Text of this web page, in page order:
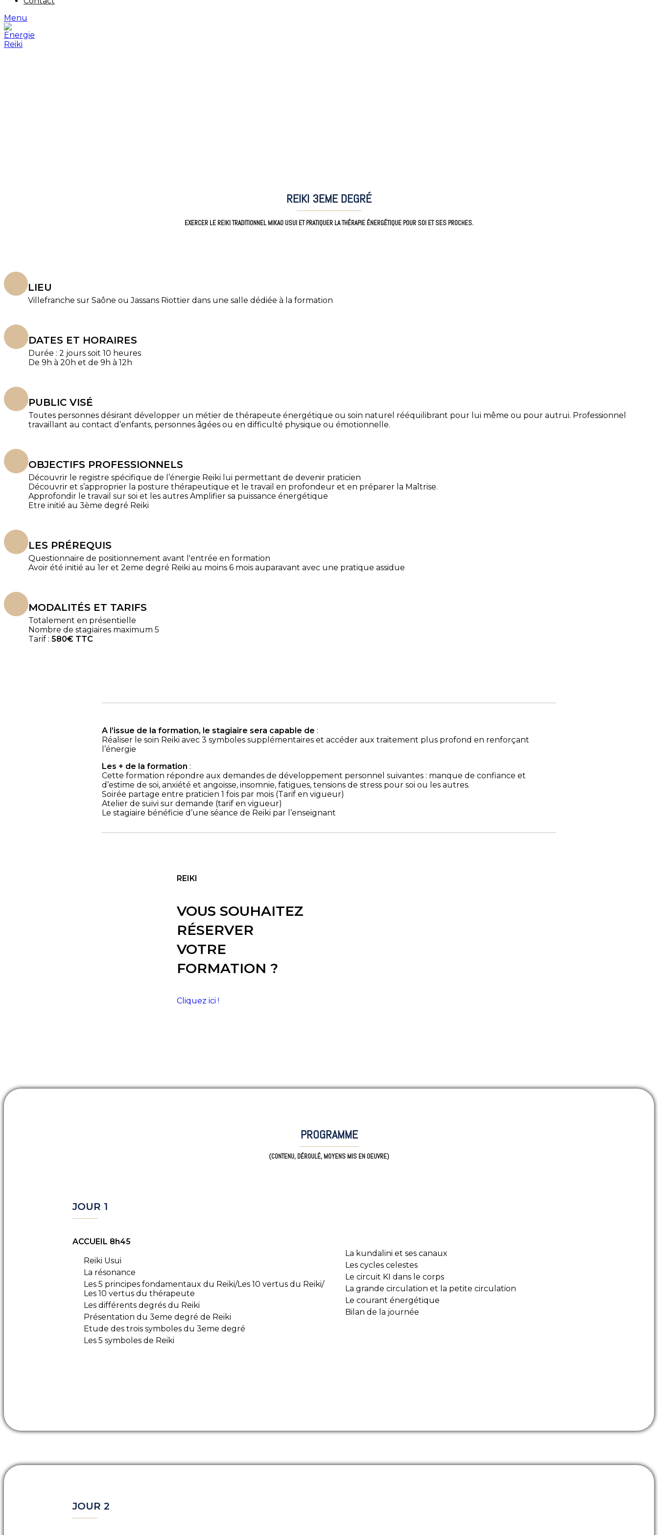
Menu
REIKI 3EME DEGRÉ
EXERCER LE REIKI TRADITIONNEL MIKAO USUI ET PRATIQUER LA THÉRAPIE ÉNERGÉTIQUE POUR SOI ET SES PROCHES.
LIEU
Villefranche sur Saône ou Jassans Riottier dans une salle dédiée à la formation
DATES ET HORAIRES
Durée : 2 jours soit 10 heures
De 9h à 20h et de 9h à 12h
PUBLIC VISÉ
Toutes personnes désirant développer un métier de thérapeute énergétique ou soin naturel rééquilibrant pour lui même ou pour autrui. Professionnel
travaillant au contact d’enfants, personnes âgées ou en difficulté physique ou émotionnelle.
OBJECTIFS PROFESSIONNELS
Découvrir le registre spécifique de l’énergie Reiki lui permettant de devenir praticien
Découvrir et s’approprier la posture thérapeutique et le travail en profondeur et en préparer la Maîtrise.
Approfondir le travail sur soi et les autres Amplifier sa puissance énergétique
Etre initié au 3ème degré Reiki
LES PRÉREQUIS
Questionnaire de positionnement avant l'entrée en formation
Avoir été initié au 1er et 2eme degré Reiki au moins 6 mois auparavant avec une pratique assidue
MODALITÉS ET TARIFS
Totalement en présentielle
Nombre de stagiaires maximum 5
Tarif : 580€ TTC
A l’issue de la formation, le stagiaire sera capable de :
Réaliser le soin Reiki avec 3 symboles supplémentaires et accéder aux traitement plus profond en renforçant
l’énergie
Les + de la formation :
Cette formation répondre aux demandes de développement personnel suivantes : manque de confiance et
d’estime de soi, anxiété et angoisse, insomnie, fatigues, tensions de stress pour soi ou les autres.
Soirée partage entre praticien 1 fois par mois (Tarif en vigueur)
Atelier de suivi sur demande (tarif en vigueur)
Le stagiaire bénéficie d’une séance de Reiki par l’enseignant
REIKI
VOUS SOUHAITEZ
RÉSERVER
VOTRE
FORMATION ?
Cliquez ici !
PROGRAMME
(CONTENU, DÉROULÉ, MOYENS MIS EN OEUVRE)
JOUR 1
ACCUEIL 8h45
Reiki Usui
La résonance
Les 5 principes fondamentaux du Reiki/Les 10 vertus du Reiki/
Les 10 vertus du thérapeute
Les différents degrés du Reiki
Présentation du 3eme degré de Reiki
Etude des trois symboles du 3eme degré
Les 5 symboles de Reiki
La kundalini et ses canaux
Les cycles celestes
Le circuit KI dans le corps
La grande circulation et la petite circulation
Le courant énergétique
Bilan de la journée
JOUR 2